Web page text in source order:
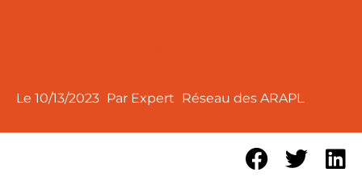
Le 10/13/2023 Par Expert Réseau des ARAPL